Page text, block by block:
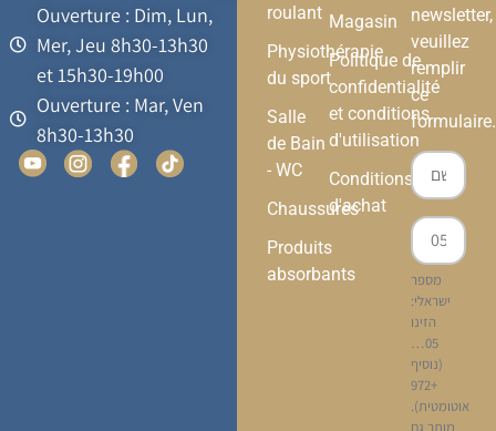
Ouverture : Dim, Lun,
Mer, Jeu 8h30-13h30
et 15h30-19h00
Ouverture : Mar, Ven
8h30-13h30
roulant
Physiothérapie
du sport
Salle
de Bain
- WC
Chaussures
Produits
absorbants
Magasin
Politique de
confidentialité
et conditions
d'utilisation
Conditions
d'achat
newsletter,
veuillez
remplir
ce
formulaire.
מספר
ישראלי:
הזינו
05…
(נוסיף
+972
אוטומטית).
מותר גם